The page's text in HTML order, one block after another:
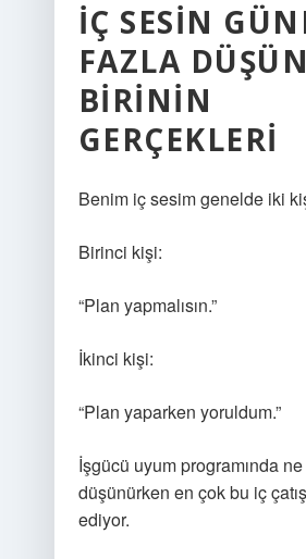
İÇ SESIN
FAZLA
BIRININ
GERÇEKLERI
Benim iç sesim genelde iki
Birinci kişi:
“Plan yapmalısın.”
İkinci kişi:
“Plan yaparken yoruldum.”
İşgücü uyum programında
düşünürken en çok bu iç
ediyor.